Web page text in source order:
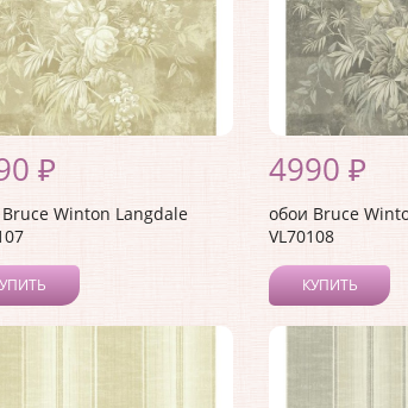
₽
Winton Langdale
4990 ₽
обои Bruce
VL70108
КУПИТЬ